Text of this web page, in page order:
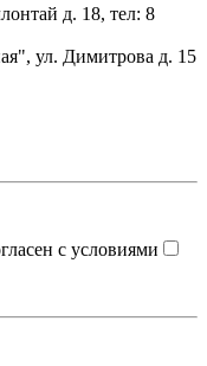
д. 18, тел: 8
ул. Димитрова д. 15
с условиями